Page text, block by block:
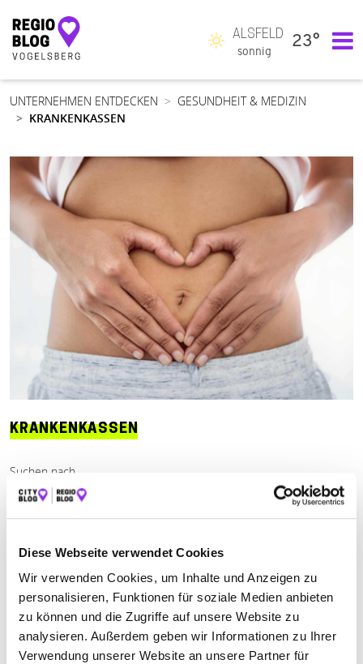
Diese Webseite verwendet Cookies
Wir verwenden Cookies, um Inhalte und Anzeigen zu
personalisieren, Funktionen für soziale Medien anbieten
zu können und die Zugriffe auf unsere Website zu
analysieren. Außerdem geben wir Informationen zu Ihrer
Verwendung unserer Website an unsere Partner für
Hauptnavigation
ALSFELD
sonnig
23°
UNTERNEHMEN ENTDECKEN
GESUNDHEIT & MEDIZIN
KRANKENKASSEN
KRANKENKASSEN
Suchen nach
Finden
ALLE ALSFELD LAUTERBACH
Keine Öffnungszeiten angegeben